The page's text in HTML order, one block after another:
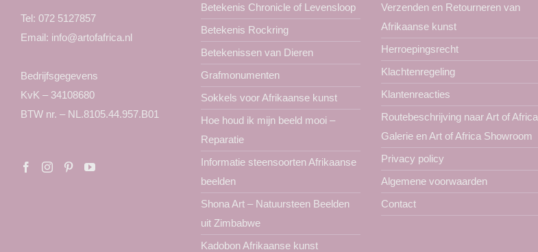
Tel: 072 5127857
Email: info@artofafrica.nl
Bedrijfsgegevens
KvK – 34108680
BTW nr. – NL.8105.44.957.B01
Betekenis Chronicle of Levensloop
Betekenis Rockring
Betekenissen van Dieren
Grafmonumenten
Sokkels voor Afrikaanse kunst
Hoe houd ik mijn beeld mooi –
Reparatie
Informatie steensoorten Afrikaanse
beelden
Shona Art – Natuursteen Beelden
uit Zimbabwe
Kadobon Afrikaanse kunst
Verzenden en Retourneren van
Afrikaanse kunst
Herroepingsrecht
Klachtenregeling
Klantenreacties
Routebeschrijving naar Art of Africa
Galerie en Art of Africa Showroom
Privacy policy
Algemene voorwaarden
Contact